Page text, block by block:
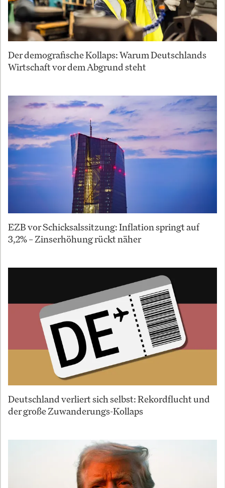
Der demografische Kollaps: Warum Deutschlands
Wirtschaft vor dem Abgrund steht
EZB vor Schicksalssitzung: Inflation springt auf
3,2% – Zinserhöhung rückt näher
Deutschland verliert sich selbst: Rekordflucht und
der große Zuwanderungs-Kollaps